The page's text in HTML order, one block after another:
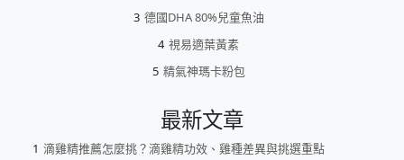
德國DHA 80%兒童魚油
視易適葉黃素
精氣神瑪卡粉包
最新文章
滴雞精推薦怎麼挑？滴雞精功效、雞種差異與挑選重點